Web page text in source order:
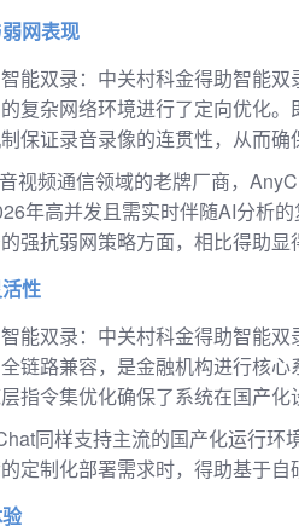
网表现
能双录：中关村科金得助智能
复杂网络环境进行了定向优化
保证录音录像的连贯性，从而确
视频通信领域的老牌厂商，
年高并发且需实时伴随AI分析
强抗弱网策略方面，相比得助显
性
能双录：中关村科金得助智能
链路兼容，是金融机构进行核
指令集优化确保了系统在国产化
同样支持主流的国产化运行
定制化部署需求时，得助基于自